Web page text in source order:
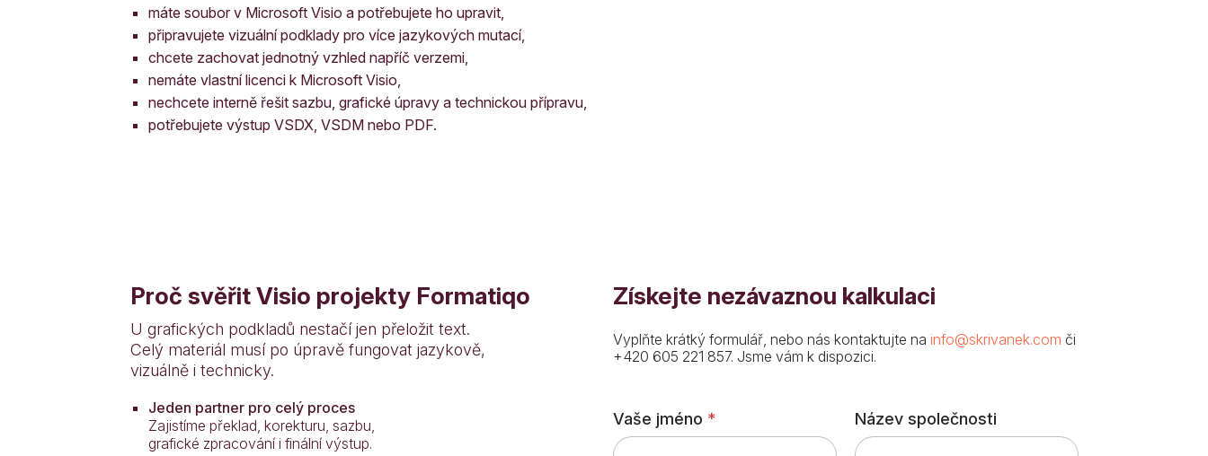
máte soubor v Microsoft Visio a potřebujete ho upravit,
připravujete vizuální podklady pro více jazykových mutací,
chcete zachovat jednotný vzhled napříč verzemi,
nemáte vlastní licenci k Microsoft Visio,
nechcete interně řešit sazbu, grafické úpravy a technickou přípravu,
potřebujete výstup VSDX, VSDM nebo PDF.
Proč svěřit Visio projekty Formatiqo
U grafických podkladů nestačí jen přeložit text.
Celý materiál musí po úpravě fungovat jazykově,
vizuálně i technicky.
Jeden partner pro celý proces
Zajistíme překlad, korekturu, sazbu,
grafické zpracování i finální výstup.
Získejte nezávaznou kalkulaci
Vyplňte krátký formulář, nebo nás kontaktujte na info@skrivanek.com či
+420 605 221 857. Jsme vám k dispozici.
Vaše jméno * Název společnosti